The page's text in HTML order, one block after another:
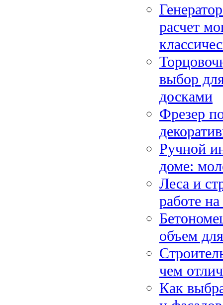
расчет
выбор
досками
Фрезер
Ручной
доме:
Леса и
работе
объем
чем
Как